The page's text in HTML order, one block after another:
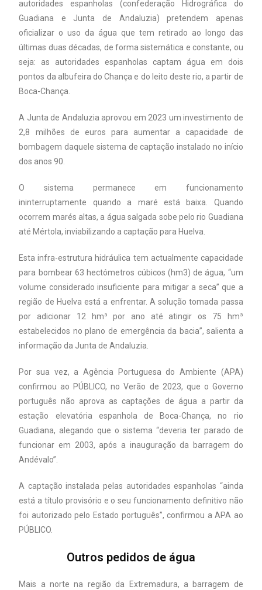
autoridades espanholas (confederação Hidrográfica do
Guadiana e Junta de Andaluzia) pretendem apenas
oficializar o uso da água que tem retirado ao longo das
últimas duas décadas, de forma sistemática e constante, ou
seja: as autoridades espanholas captam água em dois
pontos da albufeira do Chança e do leito deste rio, a partir de
Boca-Chança.
A Junta de Andaluzia aprovou em 2023 um investimento de
2,8 milhões de euros para aumentar a capacidade de
bombagem daquele sistema de captação instalado no início
dos anos 90.
O sistema permanece em funcionamento
ininterruptamente quando a maré está baixa. Quando
ocorrem marés altas, a água salgada sobe pelo rio Guadiana
até Mértola, inviabilizando a captação para Huelva.
Esta infra-estrutura hidráulica tem actualmente capacidade
para bombear 63 hectómetros cúbicos (hm3) de água, “um
volume considerado insuficiente para mitigar a seca” que a
região de Huelva está a enfrentar. A solução tomada passa
por adicionar 12 hm³ por ano até atingir os 75 hm³
estabelecidos no plano de emergência da bacia”, salienta a
informação da Junta de Andaluzia.
Por sua vez, a Agência Portuguesa do Ambiente (APA)
confirmou ao PÚBLICO, no Verão de 2023, que o Governo
português não aprova as captações de água a partir da
estação elevatória espanhola de Boca-Chança, no rio
Guadiana, alegando que o sistema “deveria ter parado de
funcionar em 2003, após a inauguração da barragem do
Andévalo”.
A captação instalada pelas autoridades espanholas “ainda
está a título provisório e o seu funcionamento definitivo não
foi autorizado pelo Estado português”, confirmou a APA ao
PÚBLICO.
Outros pedidos de água
Mais a norte na região da Extremadura, a barragem de